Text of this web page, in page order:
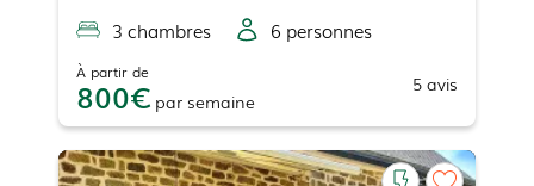
3 chambres 6 personnes
À partir de
800 par semaine
5 avis